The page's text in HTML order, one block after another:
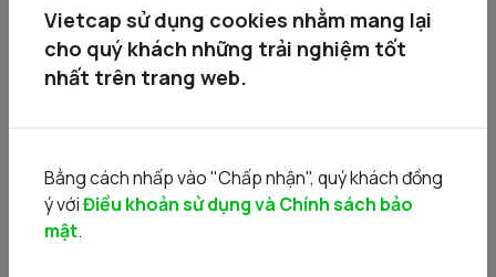
Vietcap sử dụng cookies nhằm mang lại
cho quý khách những trải nghiệm tốt
nhất trên trang web.
Bằng cách nhấp vào "Chấp nhận", quý khách đồng
ý vớiĐiều khoản sử dụng và Chính sách bảo
mật.